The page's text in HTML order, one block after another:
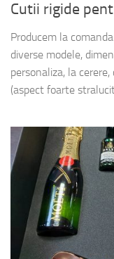
Cutii rigide
Producem la
diverse modele,
personaliza, la
(aspect foarte